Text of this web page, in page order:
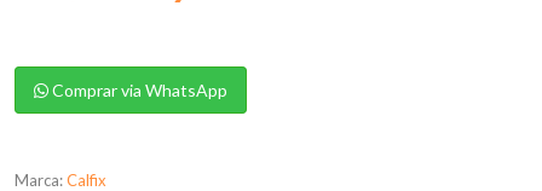
Comprar via WhatsApp
Marca:Calfix